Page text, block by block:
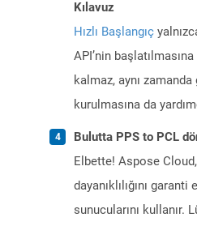
Kılavuz
Hızlı Başlangıç
API’nin
kalmaz, aynı
kurulmasına da
Bulutta PPS to PCL
Elbette! Aspose
dayanıklılığını
sunucularını kullanır.